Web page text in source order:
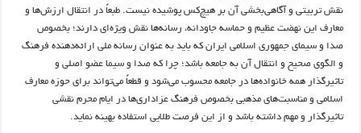
نقش تربیتی و آگاهی‌بخشی آن بر هیچ‌کس پوشیده نیست. طبعاً در انتقال ارزش‌ها و
معارف این نهضت عظیم و حماسه جاودانه، رسانه‌ها نقش ویژه‌ای دارند؛ بخصوص
صدا و سیمای جمهوری اسلامی ایران که باید به عنوان رسانه ملی ارائه‌دهنده فرهنگ
و الگوی صحیح و انتقال آن به جامعه باشد؛ چرا که صدا و سیما عضو اصلی و
تاثیرگذار همه خانواده‌ها در جامعه محسوب می‌شود و قطعاً می‌تواند برای حوزه معارف
اسلامی و مناسبت‌های مذهبی بخصوص فرهنگ عزاداری‌ها در ایام محرم نقشی
تاثیرگذار و مهم داشته باشد و از این فرصت طلایی استفاده بهینه نماید.